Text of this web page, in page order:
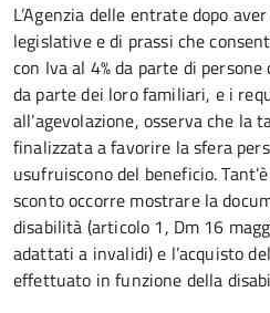
L’Agenzia delle entrate dopo
legislative e di prassi che
con Iva al 4% da parte di
da parte dei loro familiari, e i
all’agevolazione, osserva che la
finalizzata a favorire la sfera
usufruiscono del beneficio.
sconto occorre mostrare la
disabilità (articolo 1, Dm 16
adattati a invalidi) e l’acquisto
effettuato in funzione della